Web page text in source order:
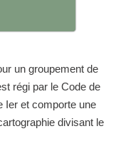
un groupement de
régi par le Code de
Ier et comporte une
divisant le